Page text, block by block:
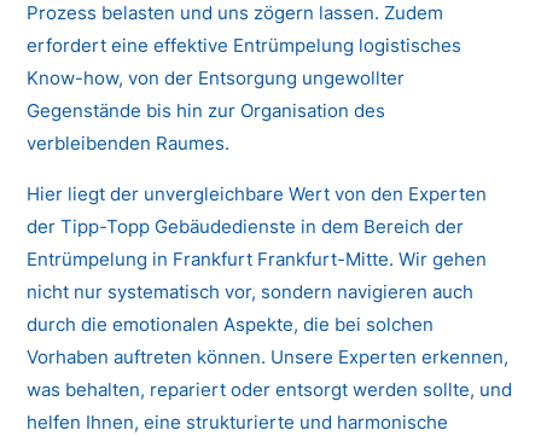
Prozess belasten und uns zögern lassen. Zudem
erfordert eine effektive Entrümpelung logistisches
Know-how, von der Entsorgung ungewollter
Gegenstände bis hin zur Organisation des
verbleibenden Raumes.
Hier liegt der unvergleichbare Wert von den Experten
der Tipp-Topp Gebäudedienste in dem Bereich der
Entrümpelung in Frankfurt Frankfurt-Mitte. Wir gehen
nicht nur systematisch vor, sondern navigieren auch
durch die emotionalen Aspekte, die bei solchen
Vorhaben auftreten können. Unsere Experten erkennen,
was behalten, repariert oder entsorgt werden sollte, und
helfen Ihnen, eine strukturierte und harmonische